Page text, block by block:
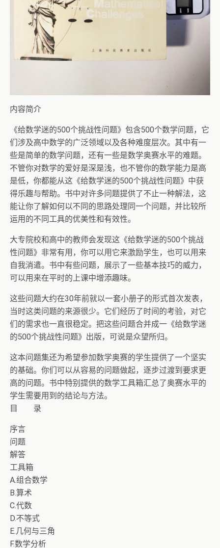
内容简介
《给数学迷的500个挑战性问题》包含500个数学问题，它
们涉及高中数学的广泛领域以及各种难度层次。其中有一
些是简单的数学问题，还有一些是数学奥赛水平的难题。
不管你对数学的爱好是深是浅，也不管你的数学能力是高
是低，你都能从这《给数学迷的500个挑战性问题》中获
得乐趣与帮助。书中对许多问题提供了不止一种解法，这
能让你了解如何以不同的思路处理同一个问题，并比较所
运用的不同工具的优美性和有效性。
大专院校和高中的教师会发现这《给数学迷的500个挑战
性问题》非常有用，你可以用它来激励学生，也可以用来
自我消遣。书中有些问题，展示了一些基本技巧的威力，
可以用来在平时的上课中增添趣味。
这些问题大约在30年前就以一套小册子的形式首次发表，
当时这类问题的来源很少。它们经历了时间的考验，对它
们的需求也一直很稳定。把这些问题合并成一《给数学迷
的500个挑战性问题》出版，可说是众望所归。
这本问题集还为希望参加数学奥赛的学生提供了一个坚实
的基础。你们可以从容易的问题做起，逐步过渡到要求更
高的问题。书中特别提供的数学工具箱汇总了奥赛水平的
学生需要用到的结论与方法。
目 录
序言
问题
解答
工具箱
A.组合数学
B.算术
C.代数
D.不等式
E.几何与三角
F.数学分析